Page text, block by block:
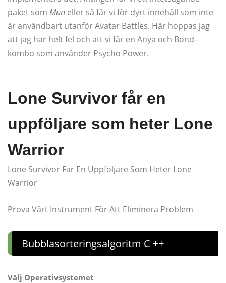
paket som Mun eller så får vi för dyrt innehåll som inte
är användbart utanför Avatar Battles. Här hoppas jag
att jag har helt fel och att vi får en Anya och Bond-
kombo som använder Psycho Power.
Lone Survivor får en
uppföljare som heter Lone
Warrior
Lone Survivor Far En Uppfoljare Som Heter Lone
Warrior
Prova Vårt Instrument För Att Eliminera Problem
Bubblasorteringsalgoritm C ++
Välj Operativsystemet